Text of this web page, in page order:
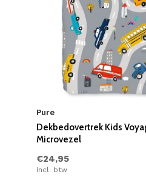
Pure
Dekbedovertrek Kids
Microvezel
€24,95
Incl. btw